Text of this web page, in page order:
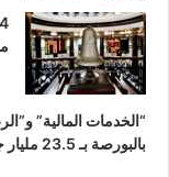
“الخدمات المالية”
بالبورصة بـ 23.5 مليار جنيه